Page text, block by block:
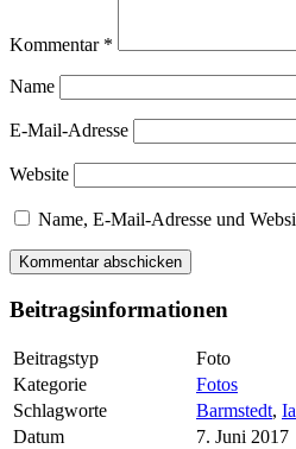
Kommentar *
Name
E-Mail-Adresse
Website
Name, E-Mail-Adresse und
Beitragsinformationen
Beitragstyp
Foto
Kategorie
Fotos
Schlagworte
Barmstedt,
Datum
7. Juni 2017